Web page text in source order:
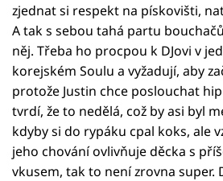
zjednat si respekt na pískovišti,
A tak s sebou tahá partu
něj. Třeba ho procpou k DJovi v
korejském Soulu a vyžadují, aby
protože Justin chce poslouchat
tvrdí, že to nedělá, což by asi byl
kdyby si do rypáku cpal koks, ale
jeho chování ovlivňuje děcka s
vkusem, tak to není zrovna super.